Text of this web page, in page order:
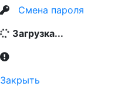
Смена пароля
Загрузка...
Закрыть